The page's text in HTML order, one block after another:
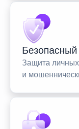
Безопасный
Защита личных
и